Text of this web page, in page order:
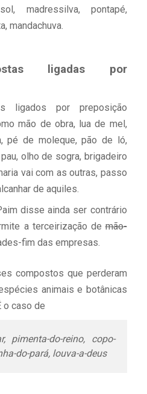
madressilva, pontapé,
mandachuva.
ligadas por
ligados por preposição
mão de obra, lua de mel,
pé de moleque, pão de ló,
olho de sogra, brigadeiro
vai com as outras, passo
de aquiles.
disse ainda ser contrário
a terceirização demão-
fim das empresas.
compostos que perderam
animais e botânicas
o caso de
pimenta-do-reino, copo-
do-pará, louva-a-deus